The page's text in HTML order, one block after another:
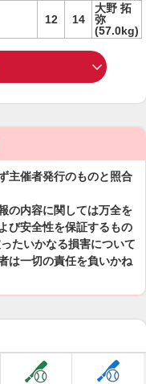
12 14
大野 拓
弥
(57.0kg)
主催者発行のものと照合
の内容に関しては万全を
び安全性を保証するもの
たいかなる損害について
は一切の責任を負いかね